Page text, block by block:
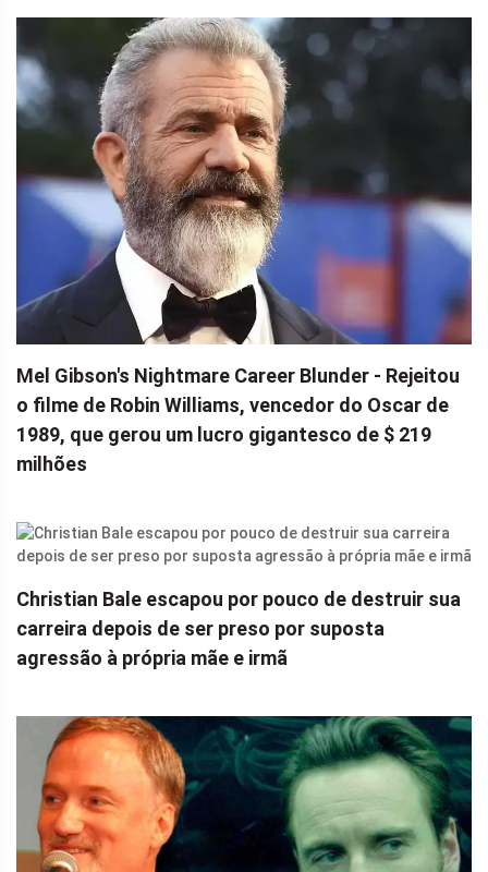
Mel Gibson's Nightmare Career Blunder - Rejeitou
o filme de Robin Williams, vencedor do Oscar de
1989, que gerou um lucro gigantesco de $ 219
milhões
Christian Bale escapou por pouco de destruir sua
carreira depois de ser preso por suposta
agressão à própria mãe e irmã